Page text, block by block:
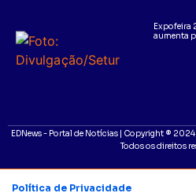
Expofeira
aumenta
EDNews - Portal de Notícias | Copyright ®
Todos os direitos
Política de Privacidade